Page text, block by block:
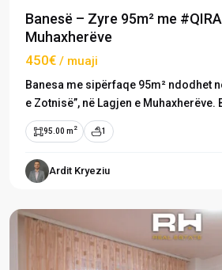
Banesë – Zyre 95m² me
Muhaxherëve
450€ / muaji
Banesa me sipërfaqe 95m² ndodhet
e Zotnisë”, në Lagjen e Muhaxherëve.
95.00 m 2 1
Ardit Kryeziu
Lagjja
Muhaxherëve,